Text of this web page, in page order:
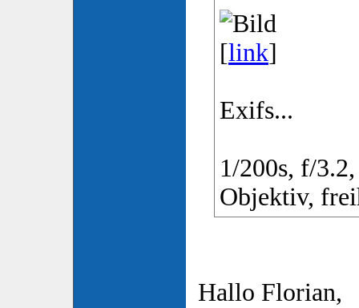
[link]
Exifs...
1/200s, f/
Objektiv,
Hallo Florian,